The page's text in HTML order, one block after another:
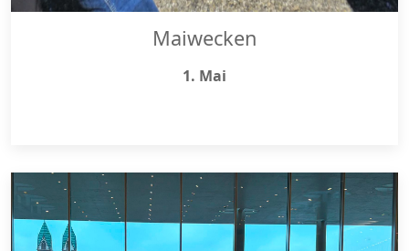
Maiwecken
1. Mai